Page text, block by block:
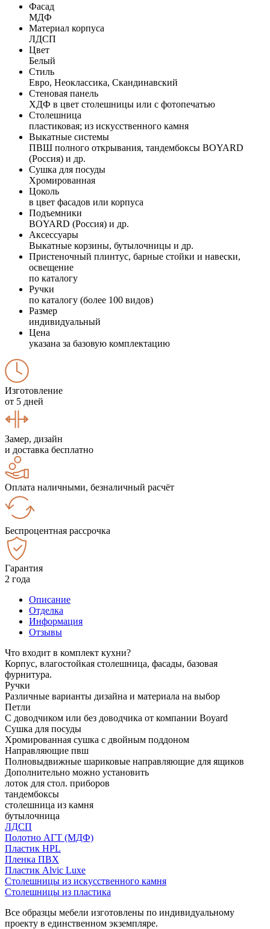
Фасад
МДФ
Материал корпуса
ЛДСП
Цвет
Белый
Стиль
Евро, Неоклассика, Скандинавский
Стеновая панель
ХДФ в цвет столешницы или с фотопечатью
Столешница
пластиковая; из искусственного камня
Выкатные системы
ПВШ полного открывания, тандембоксы BOYARD
(Россия) и др.
Сушка для посуды
Хромированная
Цоколь
в цвет фасадов или корпуса
Подъемники
BOYARD (Россия) и др.
Аксессуары
Выкатные корзины, бутылочницы и др.
Пристеночный плинтус, барные стойки и навески,
освещение
по каталогу
Ручки
по каталогу (более 100 видов)
Размер
индивидуальный
Цена
указана за базовую комплектацию
Изготовление
от 5 дней
Замер, дизайн
и доставка бесплатно
Оплата наличными, безналичный расчёт
Беспроцентная рассрочка
Гарантия
2 года
Описание
Отделка
Информация
Отзывы
Что входит в комплект кухни?
Корпус, влагостойкая столешница, фасады, базовая
фурнитура.
Ручки
Различные варианты дизайна и материала на выбор
Петли
С доводчиком или без доводчика от компании Boyard
Сушка для посуды
Хромированная сушка с двойным поддоном
Направляющие пвш
Полновыдвижные шариковые направляющие для ящиков
Дополнительно можно установить
лоток для стол. приборов
тандембоксы
столешница из камня
бутылочница
ЛДСП
Полотно АГТ (МДФ)
Пластик HPL
Пленка ПВХ
Пластик Alvic Luxe
Столешницы из искусственного камня
Столешницы из пластика
Все образцы мебели изготовлены по индивидуальному
проекту в единственном экземпляре.